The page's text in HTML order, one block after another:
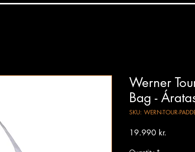
Werner
Bag -
SKU: WERN-TOUR-
19.990 kr.